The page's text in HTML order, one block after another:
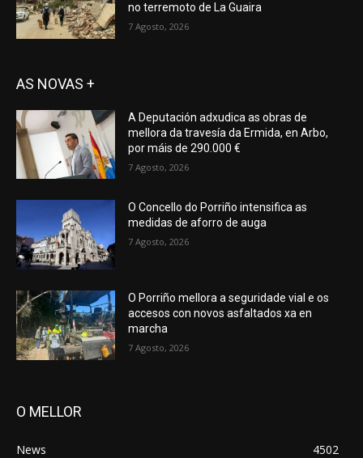
no terremoto de La Guaira
7 Agosto, 2026
AS NOVAS +
A Deputación adxudica as obras de
mellora da travesía da Ermida, en Arbo,
por máis de 290.000 €
7 Agosto, 2026
O Concello do Porriño intensifica as
medidas de aforro de auga
7 Agosto, 2026
O Porriño mellora a seguridade vial e os
accesos con novos asfaltados xa en
marcha
7 Agosto, 2026
O MELLOR
News
4502